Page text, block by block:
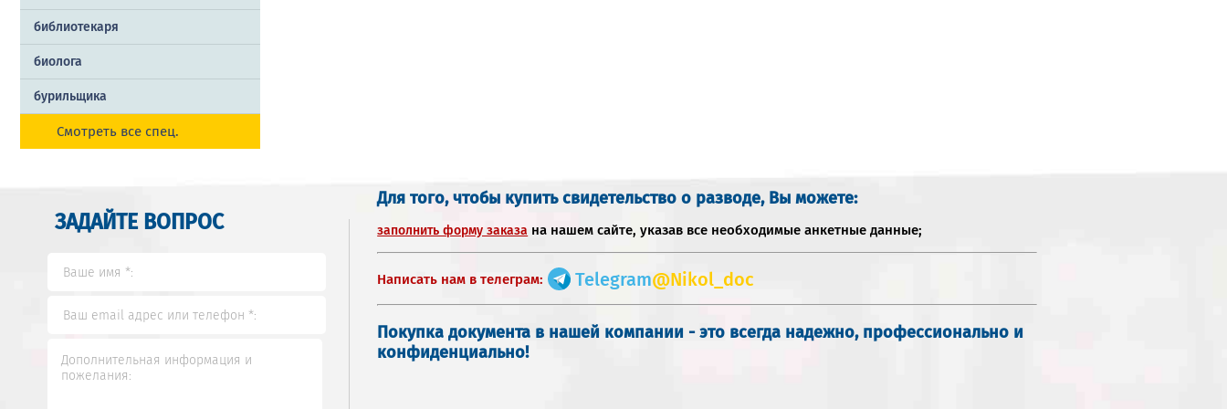
библиотекаря
биолога
бурильщика
Смотреть все спец.
ЗАДАЙТЕ ВОПРОС
Для того, чтобы купить свидетельство о разводе, Вы можете:
заполнить форму заказа на нашем сайте, указав все необходимые анкетные данные;
Написать нам в телеграм: Telegram@Nikol_doc
Покупка документа в нашей компании - это всегда надежно, профессионально и
конфиденциально!